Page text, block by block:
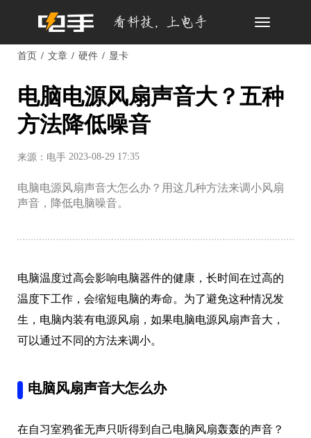
Toggle
首页 文章 硬件 显卡
电脑电源风扇声音大？五种
方法降低噪音
来源：电手 2023-08-29 17:35
电脑电源风扇声音大怎么办？用这几种方法来调小风扇
声音，降低电脑噪音。
电脑温度过高会影响电脑器件的健康，长时间在过高的
温度下工作，会缩短电脑的寿命。为了避免这种情况发
生，电脑内装有电源风扇，如果电脑电源风扇声音大，
可以通过不同的方法来调小。
电脑风扇声音大怎么办
在自习室鸦雀无声只听得到自己电脑风扇轰轰的声音？